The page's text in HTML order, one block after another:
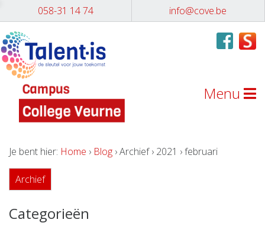
058-31 14 74 info@cove.be
Menu
Je bent hier: Home › Blog › Archief › 2021 › februari
Archief
Categorieën